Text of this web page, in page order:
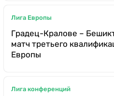
Лига Европы
Градец-Кралове –
матч третьего
Европы
Лига конференций